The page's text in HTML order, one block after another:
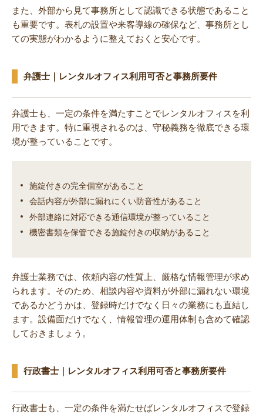
また、外部から見て事務所として認識できる状態であること
も重要です。表札の設置や来客導線の確保など、事務所とし
ての実態がわかるように整えておくと安心です。
弁護士｜レンタルオフィス利用可否と事務所要件
弁護士も、一定の条件を満たすことでレンタルオフィスを利
用できます。特に重視されるのは、守秘義務を徹底できる環
境が整っていることです。
施錠付きの完全個室があること
会話内容が外部に漏れにくい防音性があること
外部連絡に対応できる通信環境が整っていること
機密書類を保管できる施錠付きの収納があること
弁護士業務では、依頼内容の性質上、厳格な情報管理が求め
られます。そのため、相談内容や資料が外部に漏れない環境
であるかどうかは、登録時だけでなく日々の業務にも直結し
ます。設備面だけでなく、情報管理の運用体制も含めて確認
しておきましょう。
行政書士｜レンタルオフィス利用可否と事務所要件
行政書士も、一定の条件を満たせばレンタルオフィスで登録